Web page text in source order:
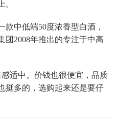
。
款中低端50度浓香型白酒，
团2008年推出的专注于中高
适中。价钱也很便宜，品质
挺多的，选购起来还是要仔